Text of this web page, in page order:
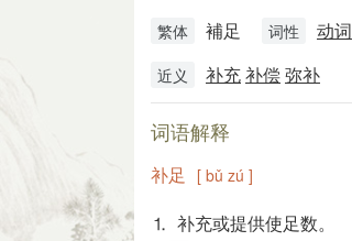
繁体 補足 词性 动词
近义 补充补偿弥补
词语解释
补足 [ bǔ zú ]
⒈ 补充或提供使足数。